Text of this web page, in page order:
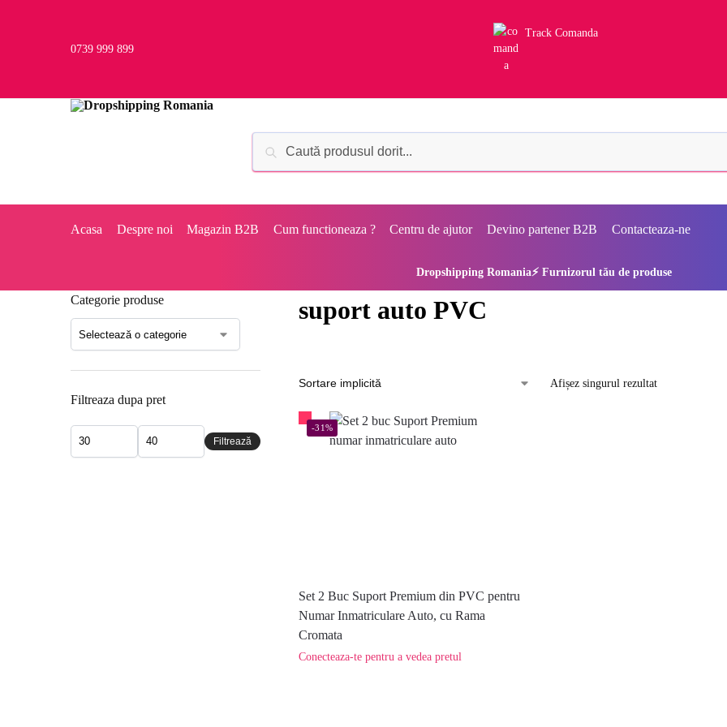
0739 999 899
Track Comanda
Acasa Despre noi Magazin B2B Cum functioneaza ? Centru de ajutor Devino partener B2B Contacteaza-ne
Dropshipping Romania⚡ Furnizorul tău de produse
suport auto PVC
Afișez singurul rezultat
-31%
Set 2 Buc Suport Premium din PVC pentru
Numar Inmatriculare Auto, cu Rama
Cromata
Conecteaza-te pentru a vedea pretul
Categorie produse
Filtreaza dupa pret
Filtrează